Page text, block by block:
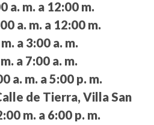
a. m. a 12:00 m.
a. m. a 12:00 m.
a 3:00 a. m.
a 7:00 a. m.
a. m. a 5:00 p. m.
de Tierra, Villa San
m. a 6:00 p. m.